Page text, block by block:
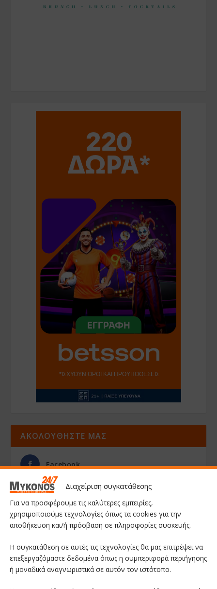
Διαχείριση συγκατάθεσης
Για να προσφέρουμε τις καλύτερες εμπειρίες,
χρησιμοποιούμε τεχνολογίες όπως τα cookies για την
αποθήκευση και/ή πρόσβαση σε πληροφορίες συσκευής.
Η συγκατάθεση σε αυτές τις τεχνολογίες θα μας επιτρέψει να
επεξεργαζόμαστε δεδομένα όπως η συμπεριφορά περιήγησης
ή μοναδικά αναγνωριστικά σε αυτόν τον ιστότοπο.
ΑΚΟΛΟΥΘΗΣΤΕ ΜΑΣ
Facebook
Youtube